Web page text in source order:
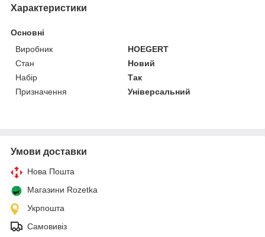
Характеристики
Основні
Виробник
HOEGERT
Стан
Новий
Набір
Так
Призначення
Універсальний
Умови доставки
Нова Пошта
Магазини Rozetka
Укрпошта
Самовивіз